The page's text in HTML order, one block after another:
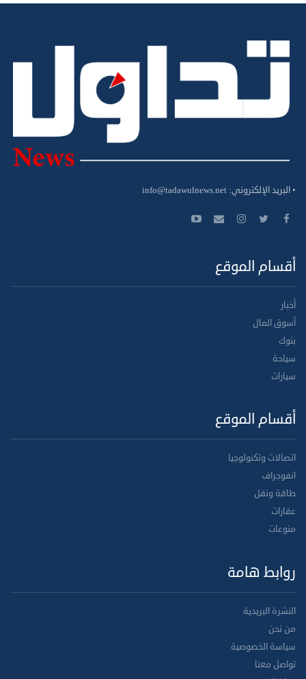
• البريد الإلكتروني: info@tadawulnews.net
أقسام الموقع
أخبار
أسوق المال
بنوك
سياحة
سيارات
أقسام الموقع
اتصالات وتكنولوجيا
انفوجراف
طاقة ونقل
عقارات
منوعات
روابط هامة
النشرة البريدية
من نحن
سياسة الخصوصية
تواصل معنا